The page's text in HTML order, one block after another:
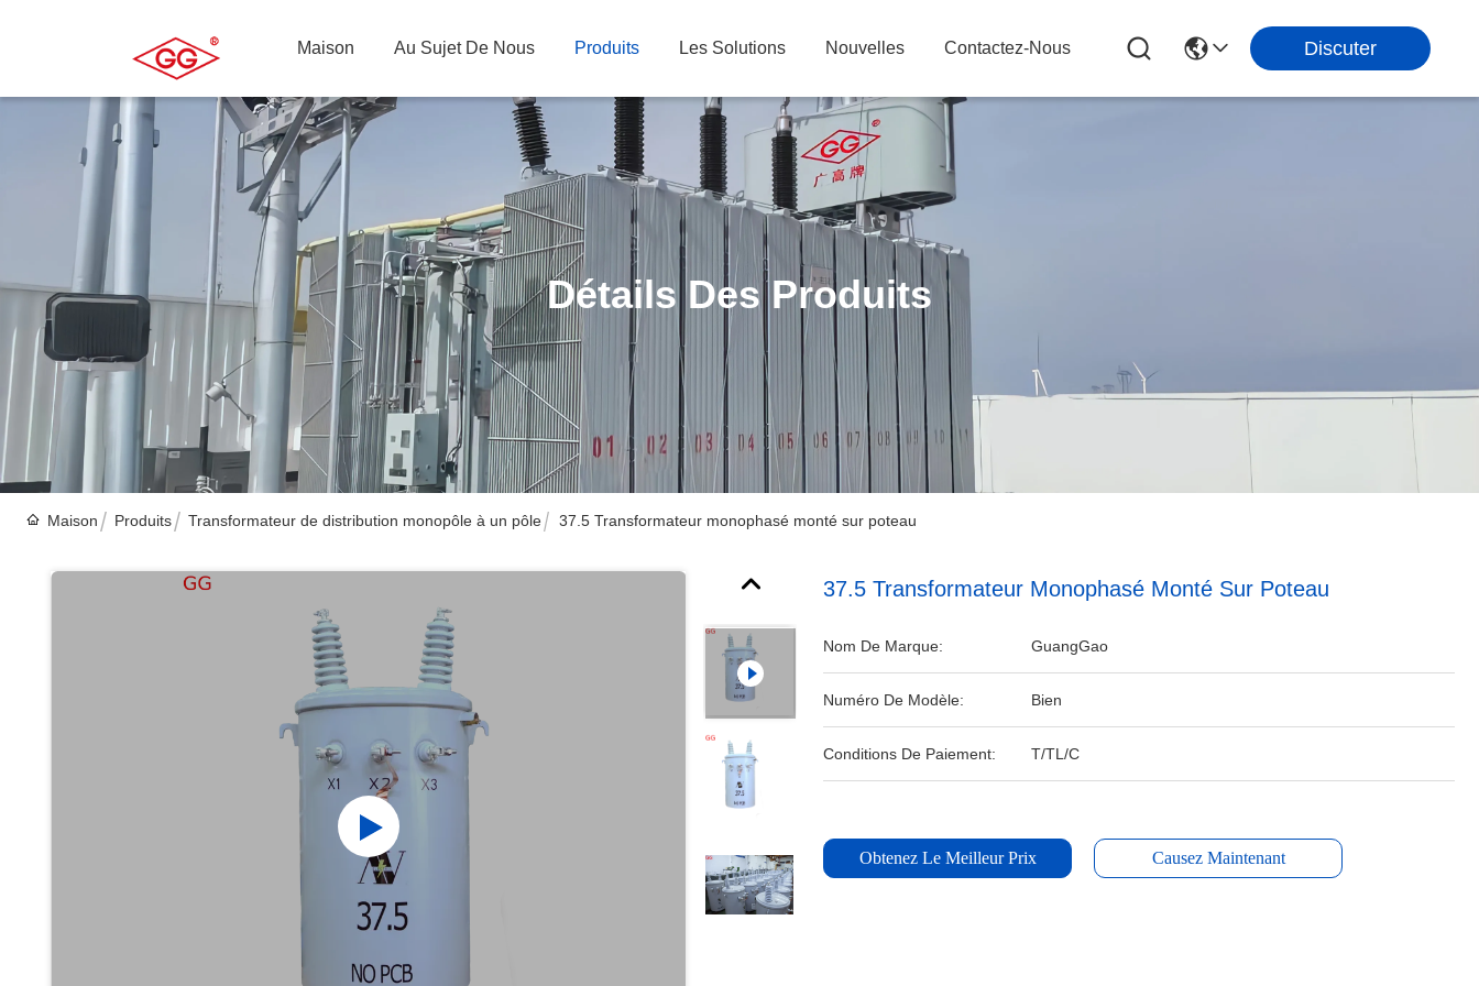
Maison Au Sujet De Nous Produits Les Solutions Nouvelles Contactez-Nous Discuter
Détails Des Produits
Maison Produits Transformateur de distribution monopôle à un pôle 37.5 Transformateur monophasé monté sur poteau
37.5 Transformateur Monophasé Monté Sur Poteau
Nom De Marque: GuangGao
Numéro De Modèle: Bien
Conditions De Paiement: T/TL/C
Obtenez Le Meilleur Prix Causez Maintenant